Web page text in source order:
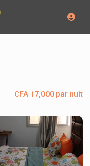
CFA 17,000 par nuit